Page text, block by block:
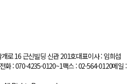
로 16 근신빌딩 신관 201호대표이사 : 임희섭
화 : 070-4235-0120~1팩스 : 02-564-0120메일 :